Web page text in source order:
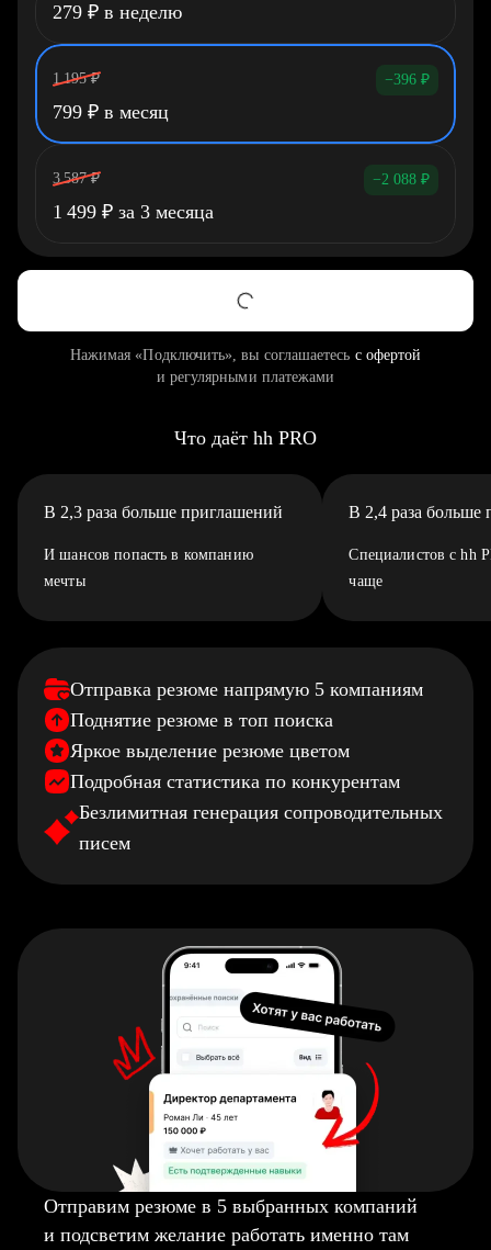
279 ₽ в неделю
1 195 ₽ −396 ₽
799 ₽ в месяц
3 587 ₽ −2 088 ₽
1 499 ₽ за 3 месяца
Нажимая «Подключить», вы соглашаетесь с офертой
и регулярными платежами
Что даёт hh PRO
В 2,3 раза больше приглашений
И шансов попасть в компанию
мечты
В 2,4 раза больше
Специалистов с hh
чаще
Отправка резюме напрямую 5 компаниям
Поднятие резюме в топ поиска
Яркое выделение резюме цветом
Подробная статистика по конкурентам
Безлимитная генерация сопроводительных
писем
Отправим резюме в 5 выбранных компаний
и подсветим желание работать именно там